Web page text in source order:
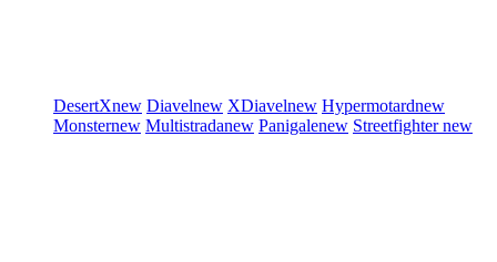
DesertXnew Diavelnew XDiavelnew Hypermotardnew
Monsternew Multistradanew Panigalenew Streetfighternew